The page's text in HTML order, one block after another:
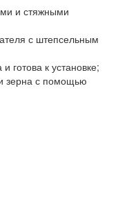
и стяжными
с штепсельным
готова к установке;
зерна с помощью